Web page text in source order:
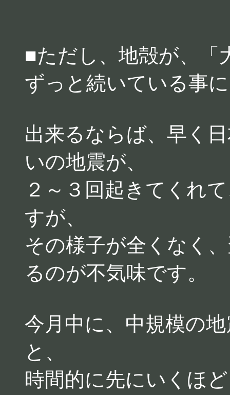
■ただし、地殻が、「
ずっと続いている事
出来るならば、早く
いの地震が、
２～３回起きてくれ
すが、
その様子が全くなく
るのが不気味です。
今月中に、中規模の
と、
時間的に先にいくほ